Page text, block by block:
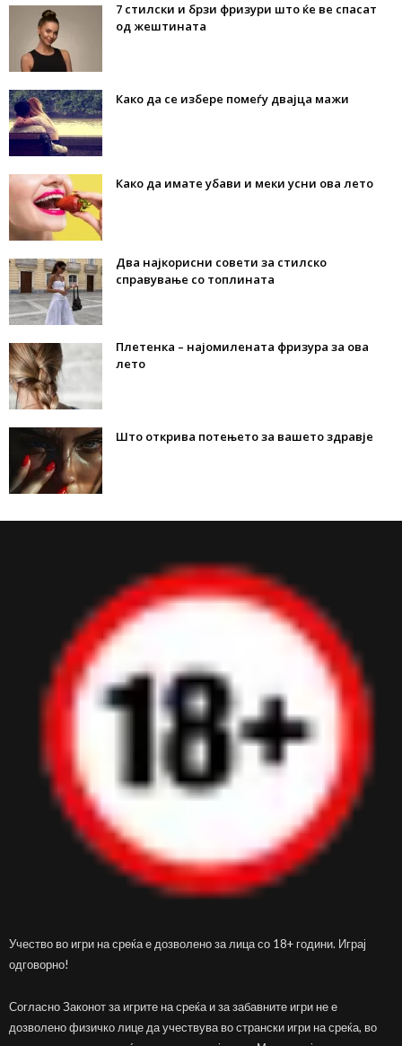
7 стилски и брзи фризури што ќе ве спасат
од жештината
Како да се избере помеѓу двајца мажи
Како да имате убави и меки усни ова лето
Два најкорисни совети за стилско
справување со топлината
Плетенка – најомилената фризура за ова
лето
Што открива потењето за вашето здравје
Учество во игри на среќа е дозволено за лица со 18+ години. Играј
одговорно!
Согласно Законот за игрите на среќа и за забавните игри не е
дозволено физичко лице да учествува во странски игри на среќа, во